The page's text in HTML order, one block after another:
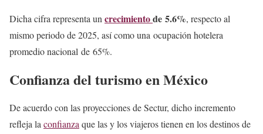
Dicha cifra representa un crecimientode 5.6%, respecto al
mismo periodo de 2025, así como una ocupación hotelera
promedio nacional de 65%.
Confianza del turismo en México
De acuerdo con las proyecciones de Sectur, dicho incremento
refleja la confianza que las y los viajeros tienen en los destinos de